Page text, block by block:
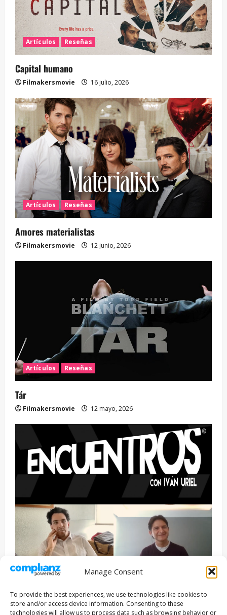
Manage Consent
To provide the best experiences, we use technologies like cookies to
store and/or access device information. Consenting to these
technologies will allow us to process data such as browsing behavior or
Artículos Reseñas
Capital humano
Filmakersmovie 16 julio, 2026
Artículos Reseñas
Amores materialistas
Filmakersmovie 12 junio, 2026
Artículos Reseñas
Tár
Filmakersmovie 12 mayo, 2026
Entrevista Series
ENCUENTROS CON IVÁN URIEL T3E22: JUAN PATRICIO